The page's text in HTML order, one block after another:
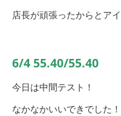
店長が頑張ったからとア
6/4 55.40/55.40
今日は中間テスト！
なかなかいいできでした！